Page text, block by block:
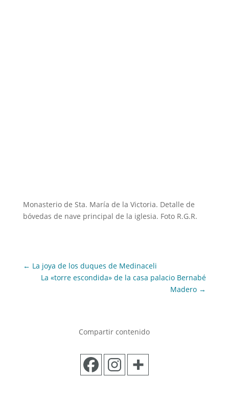
Monasterio de Sta. María de la Victoria. Detalle de
bóvedas de nave principal de la iglesia. Foto R.G.R.
← La joya de los duques de Medinaceli
La «torre escondida» de la casa palacio Bernabé
Madero →
Compartir contenido